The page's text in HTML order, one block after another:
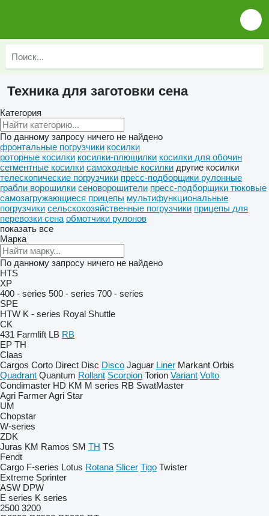
Техника для заготовки сена
Категория
По данному запросу ничего не найдено
фронтальные погрузчики косилки
роторные косилки косилки-плющилки косилки для обочин
сегментные косилки самоходные косилки другие косилки
телескопические погрузчики пресс-подборщики рулонные
грабли ворошилки сеноворошители пресс-подборщики тюковые
самозагружающиеся прицепы мультифункциональные
погрузчики сельскохозяйственные погрузчики прицепы для
перевозки сена обмотчики рулонов
показать все
Марка
По данному запросу ничего не найдено
HTS
XP
400 - series 500 - series 700 - series
SPE
HTW K - series Royal Shuttle
CK
431 Farmlift LB RB
EP TH
Claas
Cargos Corto Direct Disc Disco Jaguar Liner Markant Orbis
Quadrant Quantum Rollant Scorpion Torion Variant Volto
Condimaster HD KM M series RB SwatMaster
Agri FarmerAgri Star
UM
Chopstar
W-series
ZDK
Juras KM Ramos SM TH TS
Fendt
Cargo F-series Lotus Rotana Slicer Tigo Twister
Extreme Sprinter
ASW DPW
E series K series
2500 3200